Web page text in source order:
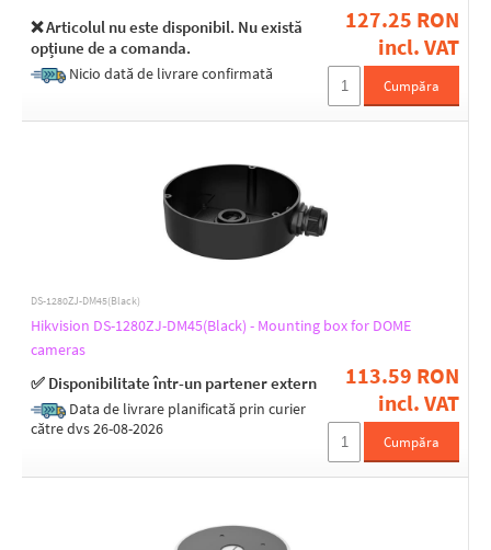
❌ Articolul nu este disponibil. Nu există
opțiune de a comanda.
Nicio dată de livrare confirmată
127.25 RON
incl. VAT
Cumpăra
DS-1280ZJ-DM45(Black)
Hikvision DS-1280ZJ-DM45(Black) - Mounting box for DOME
cameras
✅ Disponibilitate într-un partener extern
Data de livrare planificată prin curier
către dvs 26-08-2026
113.59 RON
incl. VAT
Cumpăra